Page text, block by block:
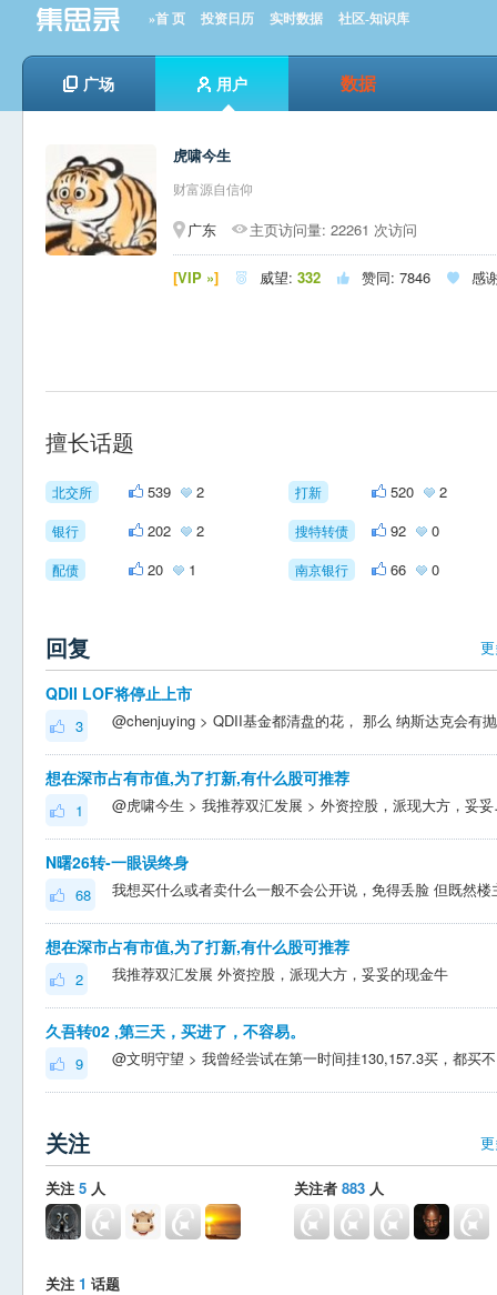
»首 页 投资日历 实时数据 社区-知识库
广场 用户 数据
虎啸今生
财富源自信仰
广东 主页访问量: 22261 次访问
[VIP »]  威望: 332  赞同: 7846  感
擅长话题
北交所 539 2 打新 520 2
银行 202 2 搜特转债 92 0
配债 20 1 南京银行 66 0
回复
QDII LOF将停止上市
3
想在深市占有市值,为了打新,有什么股可推荐
1 @虎啸今生 > 我
N曙26转-一眼误终身
68
想在深市占有市值,为了打新,有什么股可推荐
2 我推荐双汇发展 外资控股，派现大方，妥妥的现金牛
久吾转02 ,第三天，买进了，不容易。
9
关注
关注 5 人 关注者 883 人
关注 1 话题